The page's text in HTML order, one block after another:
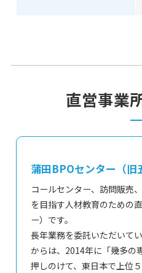
直営事業
蒲田BPOセンター（旧
コールセンター、訪問販売
を目指す人材教育のための
ー）です。
長年業務を委託いただいて
からは、2014年に「幾多の
押しのけて、東日本で上位